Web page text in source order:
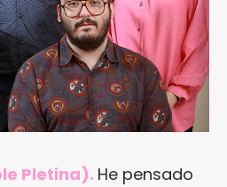
Pletina). He pensado